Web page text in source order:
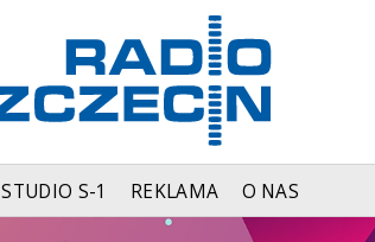
STUDIO S-1 REKLAMA O NAS